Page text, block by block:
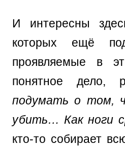
И интересны
которых ещё
проявляемые в
понятное дело,
подумать о том,
убить… Как ноги
кто-то собирает